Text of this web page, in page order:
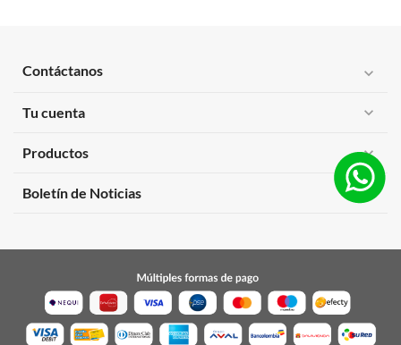
Contáctanos expand_more
Tu cuenta expand_more
Productos expand_more
Boletín de Noticias expand_more